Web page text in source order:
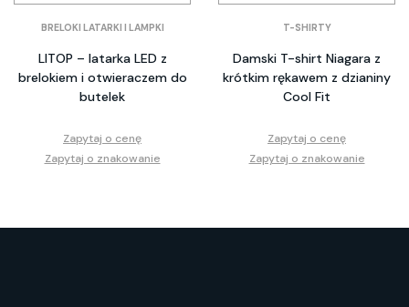
BRELOKI LATARKI I LAMPKI
LITOP – latarka LED z
brelokiem i otwieraczem do
butelek
Zapytaj o cenę
Zapytaj o znakowanie
T-SHIRTY
Damski T-shirt Niagara z
krótkim rękawem z dzianiny
Cool Fit
Zapytaj o cenę
Zapytaj o znakowanie